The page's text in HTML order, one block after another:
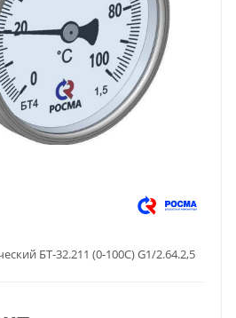
БТ-32.211 (0-100C) G1/2.64.2,5